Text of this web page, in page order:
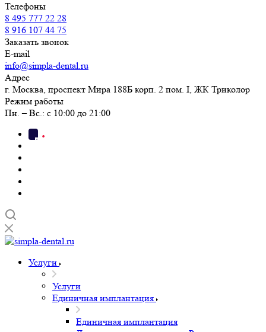
Телефоны
8 495 777 22 28
8 916 107 44 75
Заказать звонок
E-mail
info@simpla-dental.ru
Адрес
г. Москва, проспект Мира 188Б корп. 2 пом. I, ЖК Триколор
Режим работы
Пн. – Вс.: с 10:00 до 21:00
Услуги
Услуги
Единичная имплантация
Единичная имплантация